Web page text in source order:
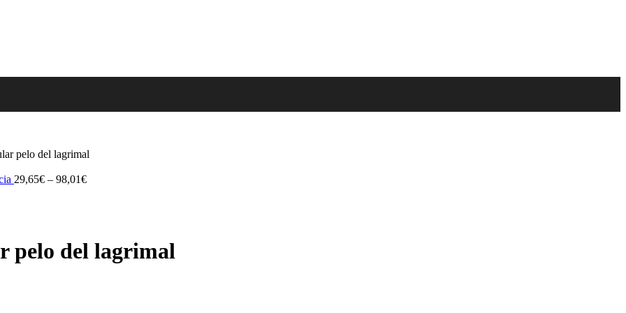
pelo del lagrimal
29,65€ – 98,01€
pelo del lagrimal